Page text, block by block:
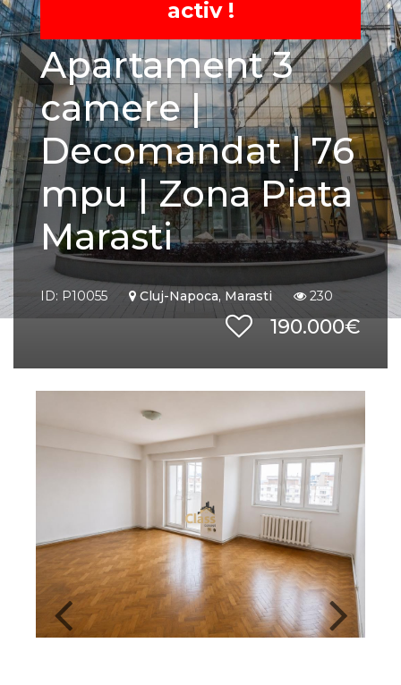
activ !
Apartament 3
camere |
Decomandat | 76
mpu | Zona Piata
Marasti
ID: P10055 Cluj-Napoca, Marasti 230
190.000€